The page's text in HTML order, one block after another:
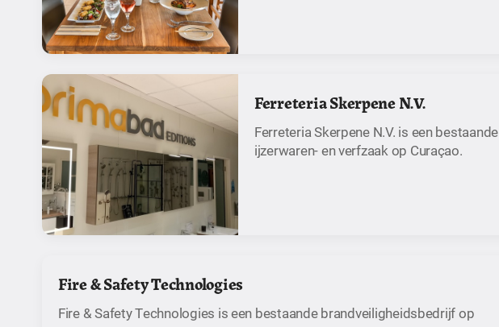
Ferreteria Skerpene N.V.
Ferreteria Skerpene N.V. is een bestaande
ijzerwaren- en verfzaak op Curaçao.
Fire & Safety Technologies
Fire & Safety Technologies is een bestaande brandveiligheidsbedrijf op